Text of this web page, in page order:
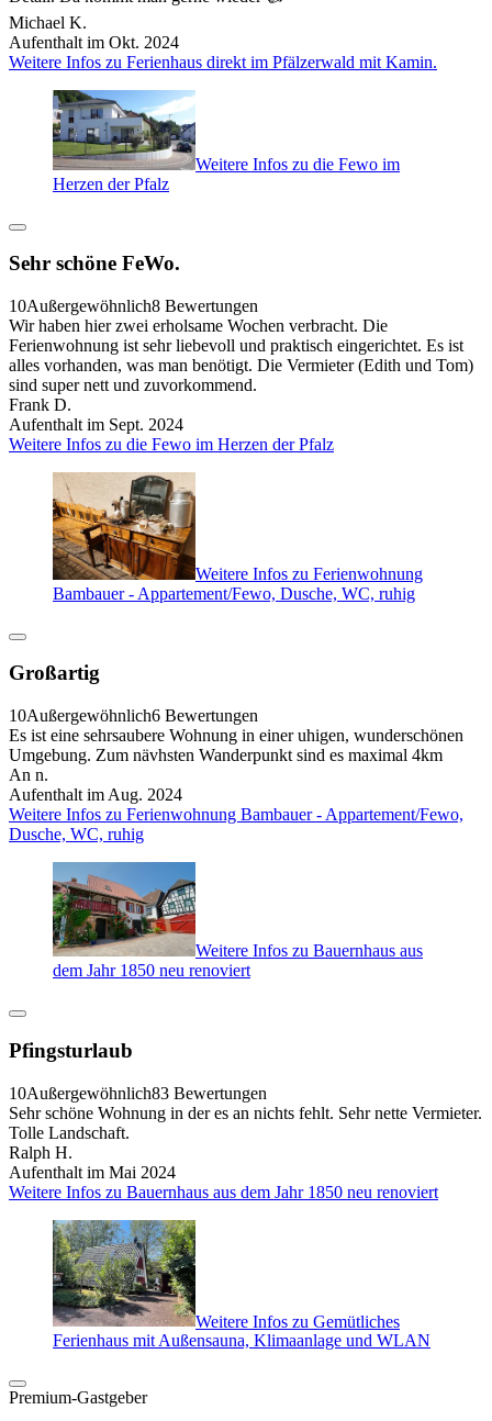
Michael K.
Aufenthalt im Okt. 2024
Weitere Infos zu Ferienhaus direkt im Pfälzerwald mit Kamin.
Weitere Infos zu die Fewo im
Herzen der Pfalz
Sehr schöne FeWo.
10Außergewöhnlich8 Bewertungen
Wir haben hier zwei erholsame Wochen verbracht. Die
Ferienwohnung ist sehr liebevoll und praktisch eingerichtet. Es ist
alles vorhanden, was man benötigt. Die Vermieter (Edith und Tom)
sind super nett und zuvorkommend.
Frank D.
Aufenthalt im Sept. 2024
Weitere Infos zu die Fewo im Herzen der Pfalz
Weitere Infos zu Ferienwohnung
Bambauer - Appartement/Fewo, Dusche, WC, ruhig
Großartig
10Außergewöhnlich6 Bewertungen
Es ist eine sehrsaubere Wohnung in einer uhigen, wunderschönen
Umgebung. Zum nävhsten Wanderpunkt sind es maximal 4km
An n.
Aufenthalt im Aug. 2024
Weitere Infos zu Ferienwohnung Bambauer - Appartement/Fewo,
Dusche, WC, ruhig
Weitere Infos zu Bauernhaus aus
dem Jahr 1850 neu renoviert
Pfingsturlaub
10Außergewöhnlich83 Bewertungen
Sehr schöne Wohnung in der es an nichts fehlt. Sehr nette Vermieter.
Tolle Landschaft.
Ralph H.
Aufenthalt im Mai 2024
Weitere Infos zu Bauernhaus aus dem Jahr 1850 neu renoviert
Weitere Infos zu Gemütliches
Ferienhaus mit Außensauna, Klimaanlage und WLAN
Premium-Gastgeber